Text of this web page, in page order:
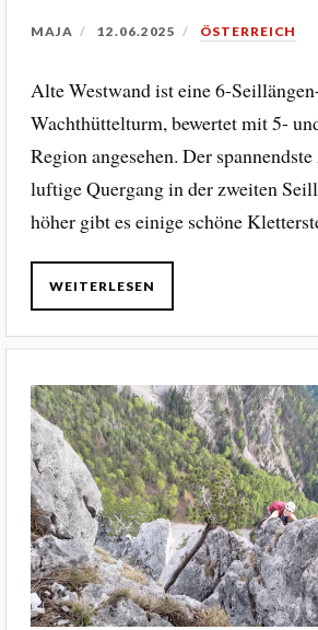
MAJA 12.06.2025 ÖSTERREICH
Alte Westwand ist eine 6-
Wachthüttelturm, bewertet mit 5-
Region angesehen. Der
luftige Quergang in der zweiten
höher gibt es einige schöne
WEITERLESEN